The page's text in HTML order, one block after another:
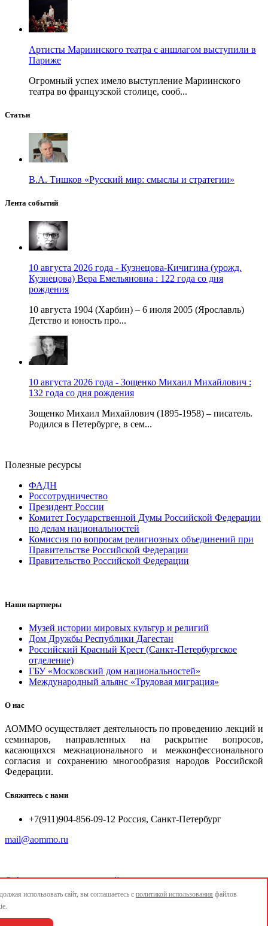
Артисты Мариинского театра с аншлагом выступили в
Париже
Огромный успех имело выступление Мариинского
театра во французской столице, сооб...
Статьи
В.А. Тишков «Русский мир: смыслы и стратегии»
Лента событий
10 августа 2026 года - Кузнецова-Кичигина (урожд.
Кузнецова) Вера Емельяновна : 122 года со дня
рождения
10 августа 1904 (Харбин) – 6 июля 2005 (Ярославль)
Детство и юность про...
10 августа 2026 года - Зощенко Михаил Михайлович :
132 года со дня рождения
Зощенко Михаил Михайлович (1895-1958) – писатель.
Родился в Петербурге, в сем...
Полезные ресурсы
ФАДН
Россотрудничество
Президент России
Комитет Государственной Думы Российской Федерации
по делам национальностей
Комиссия по вопросам религиозных объединений при
Правительстве Российской Федерации
Правительство Российской Федерации
Наши партнеры
Музей истории мировых культур и религий
Дом Дружбы Республики Дагестан
Российский Красный Крест (Санкт-Петербургское
отделение)
ГБУ «Московский дом национальностей»
Международный альянс «Трудовая миграция»
О нас
АОММО осуществляет деятельность по проведению лекций и
семинаров, направленных на раскрытие вопросов,
касающихся межнационального и межконфессионального
согласия и сохранению многообразия народов Российской
Федерации.
Свяжитесь с нами
+7(911)904-856-09-12 Россия, Санкт-Петербург
mail@aommo.ru
© Ассоциация организаций по реализации национальных
проектов и достижению национальных целей развития
mail@aommo.ru
использовать сайт, вы соглашаетесь с политикой использования файлов